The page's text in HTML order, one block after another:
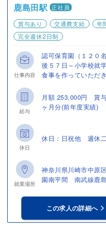
鹿島田駅 正社員
賞与あり
交通費支給 年
完全週休2日制
仕事内容
認可保育園（１２０
後５７日～小学校就
食事を作っていただ
給与
月額 253,000円 賞
ヶ月分(前年度実績)
休日
休日：日祝他 週休
就業場所
神奈川県川崎市中原
園南平間 南武線鹿
この求人の詳細へ